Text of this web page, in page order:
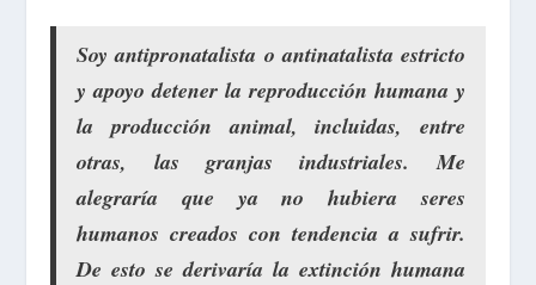
Soy antipronatalista o antinatalista estricto
y apoyo detener la reproducción humana y
la producción animal, incluidas, entre
otras, las granjas industriales. Me
alegraría que ya no hubiera seres
humanos creados con tendencia a sufrir.
De esto se derivaría la extinción humana